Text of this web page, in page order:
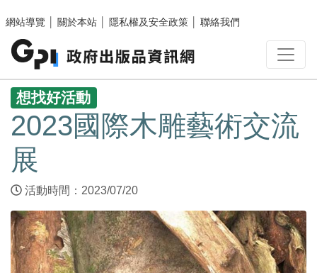
網站導覽
關於本站 隱私權及安全政策 聯絡我們
:::
想找好活動
2023國際木雕藝術交流
展
活動時間：2023/07/20